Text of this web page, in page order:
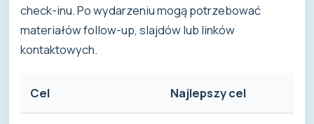
check-inu. Po wydarzeniu mogą potrzebować
materiałów follow-up, slajdów lub linków
kontaktowych.
Cel Najlepszy cel